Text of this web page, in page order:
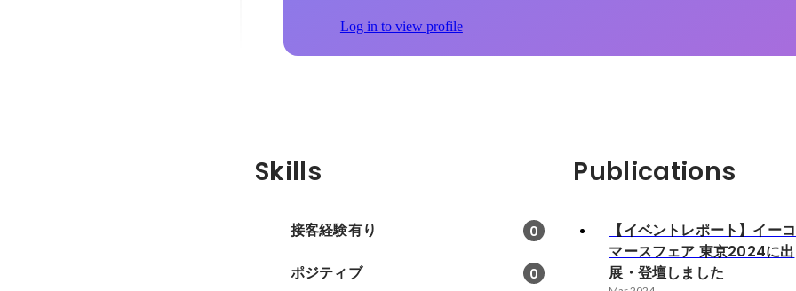
Log in to view profile
Skills
接客経験有り 0
ポジティブ 0
Publications
【イベントレポート】イーコ
マースフェア 東京2024に出
展・登壇しました